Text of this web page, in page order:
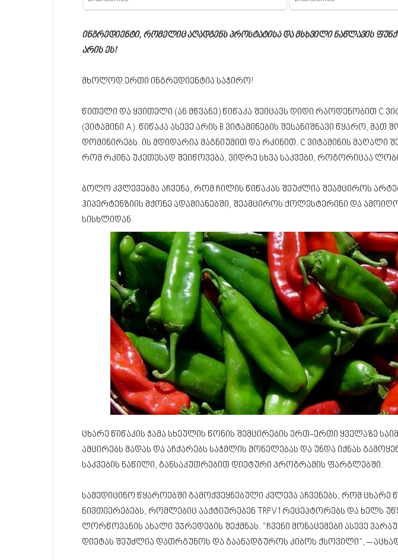
ინგრედიენტი, რომელიც აღადგენს პროსტატისა და მსხვილი ნაწლავის
არის ეს!
მხოლოდ ერთი ინგრედიენტია საჭირო!
წითელი და ყვითელი (ან მწვანე) წიწაკა შეიცავს დიდი რაოდენობით C
(ვიტამინი A). წიწაკა ასევე არის B ვიტამინების შესანიშნავი წყარო, მათ
დომინირებს. ის მდიდარია მაგნიუმით და რკინით. C ვიტამინის მაღალი
რომ რკინა უკეთესად შეიწოვება, ვიდრე სხვა საკვები, როგორიცაა
ბოლო კვლევებმა აჩვენა, რომ ჩილის წიწაკას შეუძლია შეამციროს
ჰიპერტენზიის მქონე ადამიანებში, შეამციროს ქოლესტერინი და
სისხლიდან.
ცხარე წიწაკის ჭამა სხეულის წონის შემცირების ერთ-ერთი ყველაზე
ამცირებს მადას და აჩქარებს საჭმლის მონელებას და უნდა იქნას
საკვების ნაწილი, განსაკუთრებით დიეტური პროგრამის ფარგლებში.
სამედიცინო წყაროებში გამოქვეყნებული კვლევა აჩვენებს, რომ ცხარე
ნივთიერებებს, რომლებიც ააქტიურებენ TRPV1 რეცეპტორებს და ხელს
ლორწოვანის ახალი უჯრედების შექმნას. “ჩვენი მონაცემები ასევე
დიეტას შეუძლია დათრგუნოს და გაანადგუროს კიბოს ქსოვილი”, –